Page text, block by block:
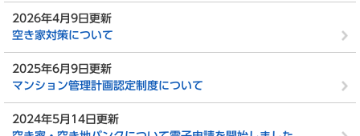
2026年4月9日更新
空き家対策について
2025年6月9日更新
マンション管理計画認定制度について
2024年5月14日更新